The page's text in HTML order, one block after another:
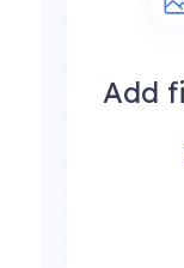
Add